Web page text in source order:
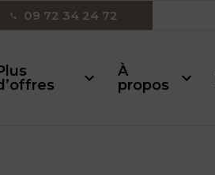
09 72 34 24 72
À
propos